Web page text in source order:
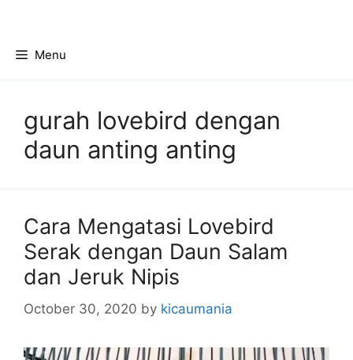
contentMenu
gurah lovebird dengan
daun anting anting
Cara Mengatasi Lovebird
Serak dengan Daun Salam
dan Jeruk Nipis
October 30, 2020 by kicaumania